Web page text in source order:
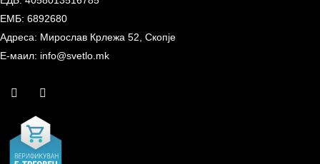
ЕМБ: 6892680
Адреса: Мирослав Крлежа 52, Скопје
Е-маил: info@svetlo.mk